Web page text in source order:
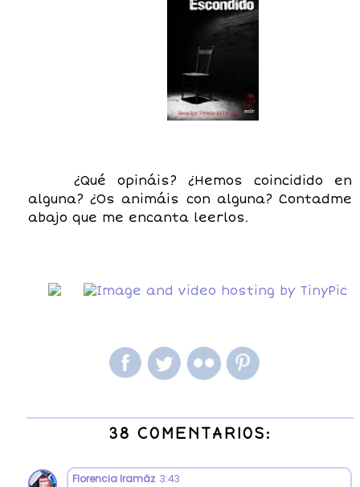
¿Qué opináis? ¿Hemos coincidido en
alguna? ¿Os animáis con alguna? Contadme
abajo que me encanta leerlos.
38 COMENTARIOS:
Florencia Iramáz 3:43